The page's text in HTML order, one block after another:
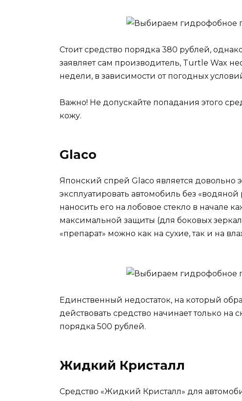
Стоит средство порядка 380 рублей,
заявляет сам производитель, Turtle Wax
недели, в зависимости от погодных
Важно! Не допускайте попадания этого
кожу.
Glaco
Японский спрей Glaco является довольно
эксплуатировать автомобиль без
наносить его на лобовое стекло в начале
максимальной защиты (для боковых зеркал
«препарат» можно как на сухие, так и на
Единственный недостаток, на который
действовать средство начинает только на
порядка 500 рублей.
Жидкий Кристалл
Средство «Жидкий Кристалл» для